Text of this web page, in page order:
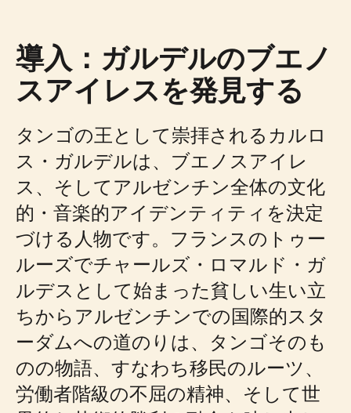
導入：ガルデルのブエノ
スアイレスを発見する
タンゴの王として崇拝されるカルロ
ス・ガルデルは、ブエノスアイレ
ス、そしてアルゼンチン全体の文化
的・音楽的アイデンティティを決定
づける人物です。フランスのトゥー
ルーズでチャールズ・ロマルド・ガ
ルデスとして始まった貧しい生い立
ちからアルゼンチンでの国際的スタ
ーダムへの道のりは、タンゴそのも
のの物語、すなわち移民のルーツ、
労働者階級の不屈の精神、そして世